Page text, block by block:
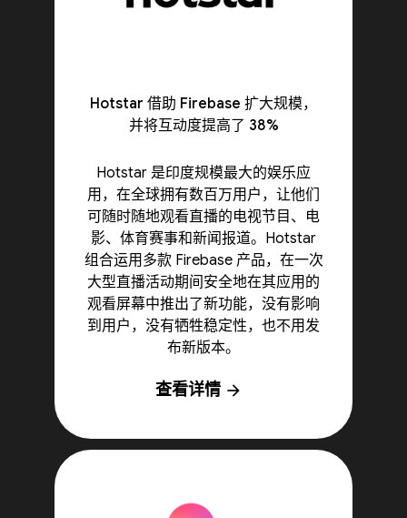
Hotstar 借助 Firebase 扩大规模，
并将互动度提高了 38%
Hotstar 是印度规模最大的娱乐应
用，在全球拥有数百万用户，让他们
可随时随地观看直播的电视节目、电
影、体育赛事和新闻报道。Hotstar
组合运用多款 Firebase 产品，在一次
大型直播活动期间安全地在其应用的
观看屏幕中推出了新功能，没有影响
到用户，没有牺牲稳定性，也不用发
布新版本。
查看详情 arrow_forward